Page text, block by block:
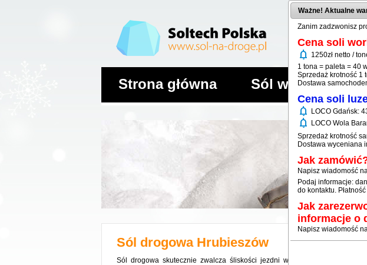
Strona główna Sól workowana
Sól drogowa Hrubieszów
Sól drogowa skutecznie zwalcza śliskości jezdni w okresie zimowym.
Ważne! Aktualne
Zanim zadzwonisz
Cena soli
notifications 1250zł netto /
1 tona = paleta = 40
Sprzedaż krotność 1
Dostawa
Cena soli
notifications LOCO Gdańsk:
notifications LOCO Wola
Sprzedaż krotność
Dostawa wyceniana
Jak
Napisz wiadomość
Podaj informacje:
do kontaktu.
Jak
informacje o
Napisz wiadomość